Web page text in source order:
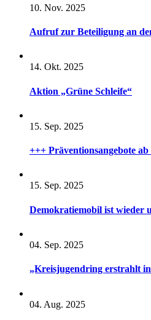
10. Nov. 2025
Aufruf zur Beteiligung an
14. Okt. 2025
Aktion „Grüne Schleife“
15. Sep. 2025
+++ Präventionsangebote
15. Sep. 2025
Demokratiemobil ist wieder
04. Sep. 2025
„Kreisjugendring erstrahlt
04. Aug. 2025